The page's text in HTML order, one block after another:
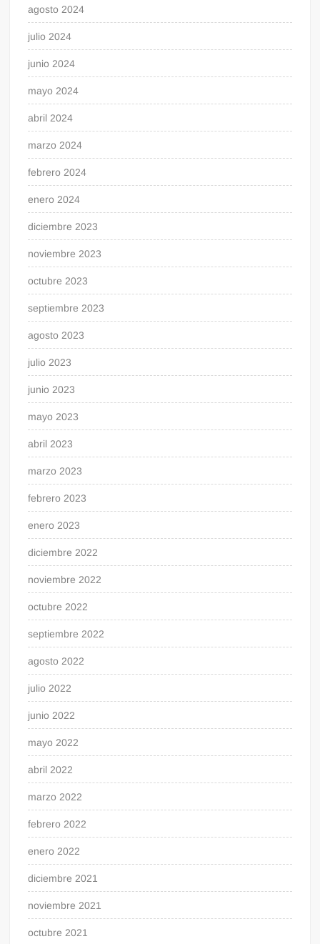
agosto 2024
julio 2024
junio 2024
mayo 2024
abril 2024
marzo 2024
febrero 2024
enero 2024
diciembre 2023
noviembre 2023
octubre 2023
septiembre 2023
agosto 2023
julio 2023
junio 2023
mayo 2023
abril 2023
marzo 2023
febrero 2023
enero 2023
diciembre 2022
noviembre 2022
octubre 2022
septiembre 2022
agosto 2022
julio 2022
junio 2022
mayo 2022
abril 2022
marzo 2022
febrero 2022
enero 2022
diciembre 2021
noviembre 2021
octubre 2021